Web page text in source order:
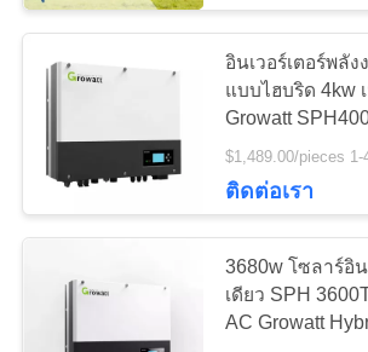
ชุดระบบสุริยะ
อินเวอร์เตอร์พลั
แบบไฮบริด 4kw
Growatt
ติดต่อเรา
3680w โซลาร์อิน
เดียว SPH
AC Growatt